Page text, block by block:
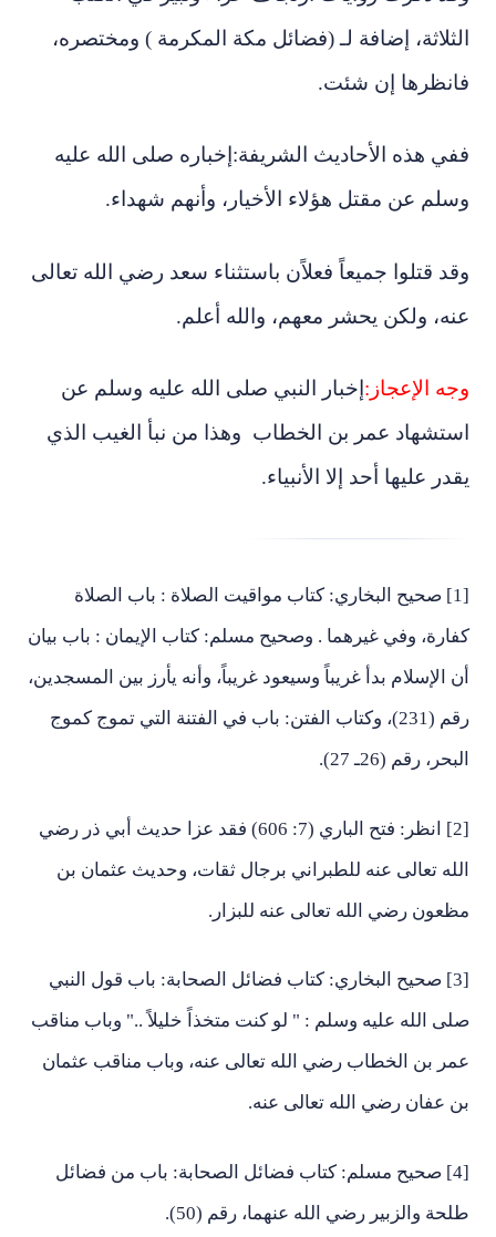
الثلاثة، إضافة لـ (فضائل مكة المكرمة ) ومختصره،
فانظرها إن شئت.
ففي هذه الأحاديث الشريفة:إخباره صلى الله عليه
وسلم عن مقتل هؤلاء الأخيار، وأنهم شهداء.
وقد قتلوا جميعاً فعلاًن باستثناء سعد رضي الله تعالى
عنه، ولكن يحشر معهم، والله أعلم.
وجه الإعجاز: إخبار النبي صلى الله عليه وسلم عن
استشهاد عمر بن الخطاب وهذا من نبأ الغيب الذي
يقدر عليها أحد إلا الأنبياء.
[1] صحيح البخاري: كتاب مواقيت الصلاة : باب الصلاة
كفارة، وفي غيرهما . وصحيح مسلم: كتاب الإيمان : باب بيان
أن الإسلام بدأ غريباً وسيعود غريباً، وأنه يأرز بين المسجدين،
رقم (231)، وكتاب الفتن: باب في الفتنة التي تموج كموج
البحر، رقم (26ـ 27).
[2] انظر: فتح الباري (7: 606) فقد عزا حديث أبي ذر رضي
الله تعالى عنه للطبراني برجال ثقات، وحديث عثمان بن
مظعون رضي الله تعالى عنه للبزار.
[3] صحيح البخاري: كتاب فضائل الصحابة: باب قول النبي
صلى الله عليه وسلم : " لو كنت متخذاً خليلاً .." وباب مناقب
عمر بن الخطاب رضي الله تعالى عنه، وباب مناقب عثمان
بن عفان رضي الله تعالى عنه.
[4] صحيح مسلم: كتاب فضائل الصحابة: باب من فضائل
طلحة والزبير رضي الله عنهما، رقم (50).